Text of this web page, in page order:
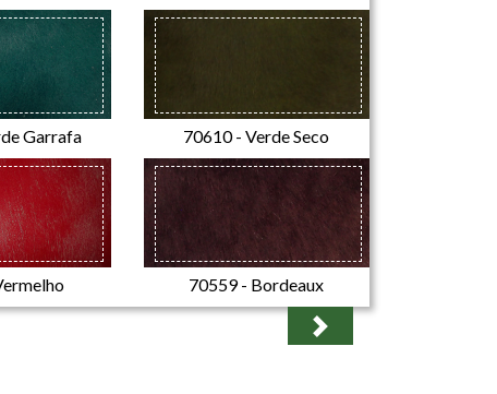
Garrafa 70610 - Verde Seco
70559 - Bordeaux
Next